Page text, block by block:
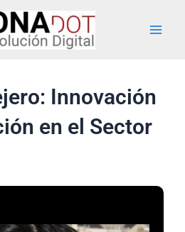
Innovación
en el Sector